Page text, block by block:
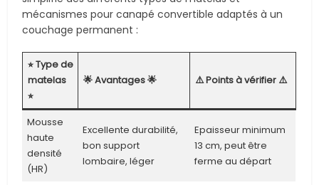
mécanismes pour canapé convertible adaptés à un
couchage permanent :
⭐︎ Type de
matelas
⭐︎
🌟 Avantages 🌟 ⚠️ Points à vérifier ⚠️
Mousse
haute
densité
(HR)
Excellente durabilité,
bon support
lombaire, léger
Epaisseur minimum
13 cm, peut être
ferme au départ